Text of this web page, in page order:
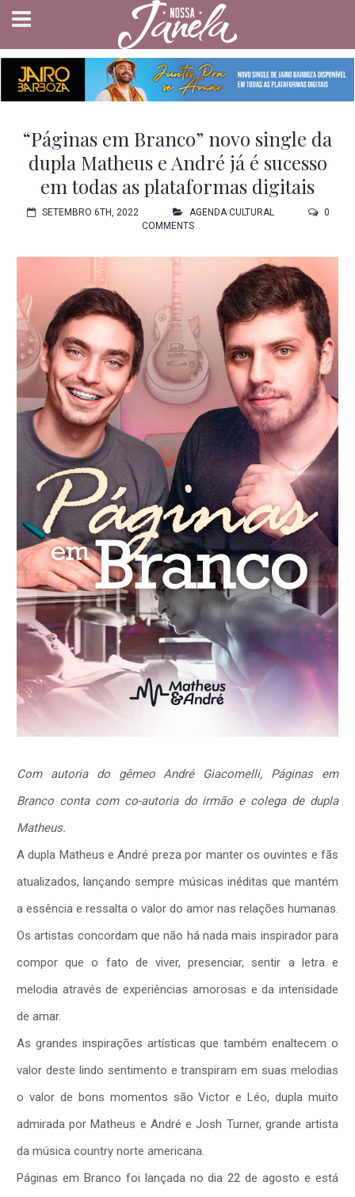
“Páginas em Branco” novo single da
dupla Matheus e André já é sucesso
em todas as plataformas digitais
SETEMBRO 6TH, 2022 AGENDA CULTURAL
0
COMMENTS
Com autoria do gêmeo André Giacomelli, Páginas em
Branco conta com co-autoria do irmão e colega de dupla
Matheus.
A dupla Matheus e André preza por manter os ouvintes e fãs
atualizados, lançando sempre músicas inéditas que mantém
a essência e ressalta o valor do amor nas relações humanas.
Os artistas concordam que não há nada mais inspirador para
compor que o fato de viver, presenciar, sentir a letra e
melodia através de experiências amorosas e da intensidade
de amar.
As grandes inspirações artísticas que também enaltecem o
valor deste lindo sentimento e transpiram em suas melodias
o valor de bons momentos são Victor e Léo, dupla muito
admirada por Matheus e André e Josh Turner, grande artista
da música country norte americana.
Páginas em Branco foi lançada no dia 22 de agosto e está